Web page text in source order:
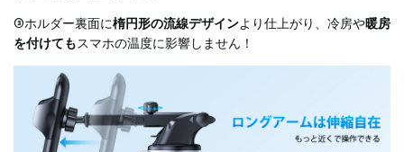
③ホルダー裏面に楕円形の流線デザインより仕上がり、冷房や暖房
を付けてもスマホの温度に影響しません！